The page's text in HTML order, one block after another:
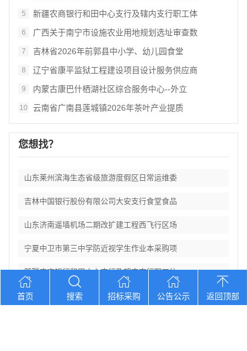
5 新疆农商银行和田中心支行及辖内支行职工体
6 广西关于南宁市设施农业用地规划选址审查数
7 吉林省2026年前郭县中小学、幼儿园食堂
8 辽宁省康平监狱工程建设项目设计服务供应商
9 内蒙古康巴什栖湖社区综合服务中心--外立
10 云南省广南县莲城镇2026年茶叶产业提质
您想找？
山东莱州滨海生态省级旅游度假区日常运维委
吉林中国银行股份有限公司大安支行食堂食品
山东济南遥墙机场二期改扩建工程西飞行区场
宁夏中卫市第三中学防近视学生作业本采购项
新疆农商银行和田中心支行及辖内支行职工体
首页 搜索 招标采购 公告公示 返回顶部